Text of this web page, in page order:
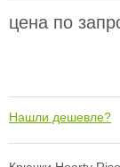
цена по
Нашли дешевле?